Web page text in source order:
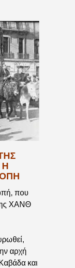
Η
που
ΧΑΝΘ
αρχή
και